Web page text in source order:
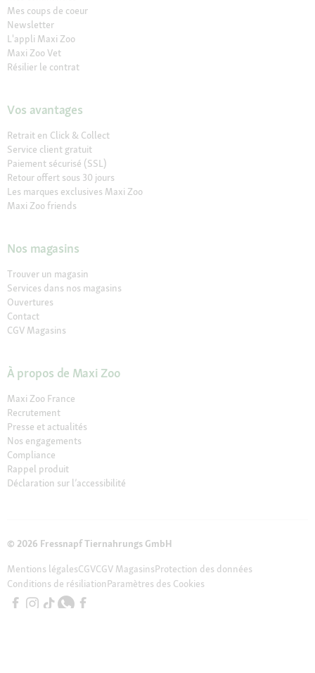
Mes coups de coeur
Newsletter
L'appli Maxi Zoo
Maxi Zoo Vet
Résilier le contrat
Vos avantages
Retrait en Click & Collect
Service client gratuit
Paiement sécurisé (SSL)
Retour offert sous 30 jours
Les marques exclusives Maxi Zoo
Maxi Zoo friends
Nos magasins
Trouver un magasin
Services dans nos magasins
Ouvertures
Contact
CGV Magasins
À propos de Maxi Zoo
Maxi Zoo France
Recrutement
Presse et actualités
Nos engagements
Compliance
Rappel produit
Déclaration sur l’accessibilité
© 2026 Fressnapf Tiernahrungs GmbH
Mentions légalesCGVCGV MagasinsProtection des données
Conditions de résiliationParamètres des Cookies